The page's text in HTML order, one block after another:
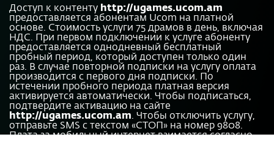
Доступ к контенту http://ugames.ucom.am
предоставляется абонентам Ucom на платной
основе. Стоимость услуги 75 драмов в день, включая
НДС. При первом подключении к услуге абоненту
предоставляется однодневный бесплатный
пробный период, который доступен только один
раз. В случае повторной подписки на услугу оплата
производится с первого дня подписки. По
истечении пробного периода платная версия
активируется автоматически. Чтобы подписаться,
подтвердите активацию на сайте
http://ugames.ucom.am . Чтобы отключить услугу,
отправьте SMS с текстом «СТОП» на номер 9808.
Плата за мобильный интернет взимается согласно